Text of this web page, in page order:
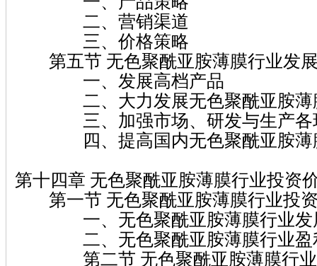
二、营销渠道
三、价格策略
第五节 无色聚酰亚胺薄膜行业发
一、发展高档产品
二、大力发展无色聚酰亚胺薄
三、加强市场、研发与生产各
四、提高国内无色聚酰亚胺薄
第十四章 无色聚酰亚胺薄膜行业投资
第一节 无色聚酰亚胺薄膜行业投
一、无色聚酰亚胺薄膜行业发
二、无色聚酰亚胺薄膜行业盈
第二节 无色聚酰亚胺薄膜行业